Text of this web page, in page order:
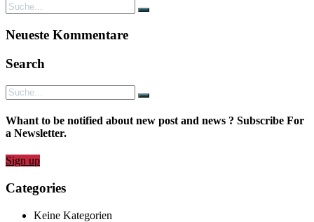
Neueste Kommentare
Search
Whant to be notified about new post and news ? Subscribe For
a Newsletter.
Sign up
Categories
Keine Kategorien